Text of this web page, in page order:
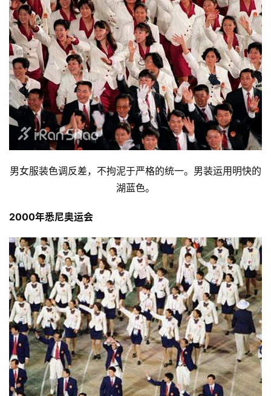
男女服装色调反差，不拘泥于严格的统一。男装运用明快的
湖蓝色。
2000年悉尼奥运会